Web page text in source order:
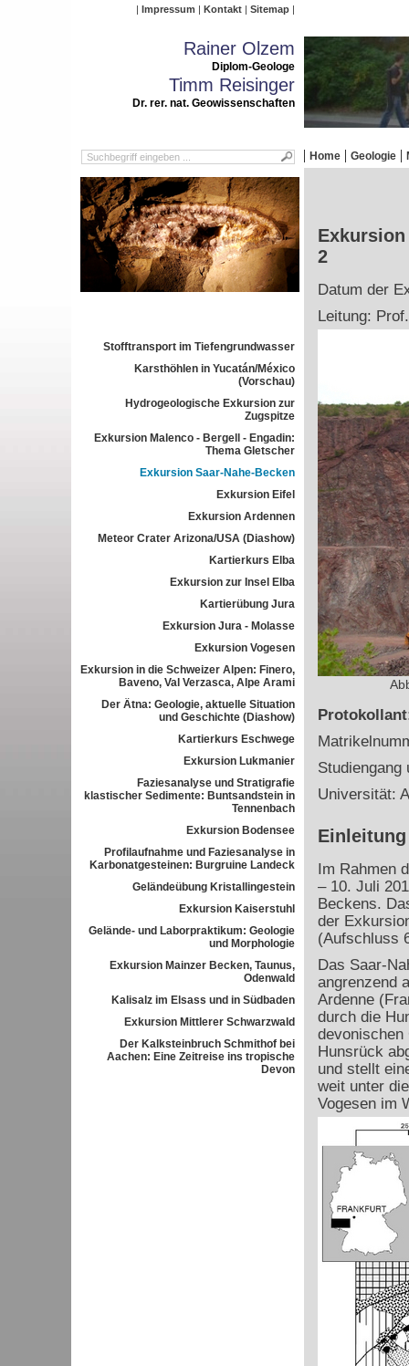
Impressum Kontakt Sitemap
Rainer Olzem
Diplom-Geologe
Timm Reisinger
Dr. rer. nat. Geowissenschaften
Home Geologie
Stofftransport im Tiefengrundwasser
Karsthöhlen in Yucatán/México
(Vorschau)
Hydrogeologische Exkursion zur
Zugspitze
Exkursion Malenco - Bergell - Engadin:
Thema Gletscher
Exkursion Saar-Nahe-Becken
Exkursion Eifel
Exkursion Ardennen
Meteor Crater Arizona/USA (Diashow)
Kartierkurs Elba
Exkursion zur Insel Elba
Kartierübung Jura
Exkursion Jura - Molasse
Exkursion Vogesen
Exkursion in die Schweizer Alpen: Finero,
Baveno, Val Verzasca, Alpe Arami
Der Ätna: Geologie, aktuelle Situation
und Geschichte (Diashow)
Kartierkurs Eschwege
Exkursion Lukmanier
Faziesanalyse und Stratigrafie
klastischer Sedimente: Buntsandstein in
Tennenbach
Exkursion Bodensee
Profilaufnahme und Faziesanalyse in
Karbonatgesteinen: Burgruine Landeck
Geländeübung Kristallingestein
Exkursion Kaiserstuhl
Gelände- und Laborpraktikum: Geologie
und Morphologie
Exkursion Mainzer Becken, Taunus,
Odenwald
Kalisalz im Elsass und in Südbaden
Exkursion Mittlerer Schwarzwald
Der Kalksteinbruch Schmithof bei
Aachen: Eine Zeitreise ins tropische
Devon
Exkursion
2
Datum der
Leitung:
Universität:
Einleitung
Im Rahmen
– 10. Juli
Beckens.
der
(Aufschluss
Das Saar-
angrenzend
Ardenne
durch die
devonischen
Hunsrück
und stellt
weit unter
Vogesen im